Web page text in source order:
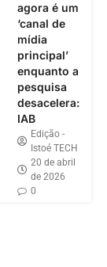
agora é um
‘canal de
mídia
principal’
enquanto a
pesquisa
desacelera:
IAB
Edição -
Istoé TECH
20 de abril
de 2026
0